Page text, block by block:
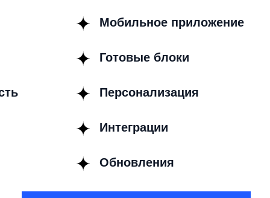
Мобильное приложение
Готовые блоки
Персонализация
Интеграции
Обновления